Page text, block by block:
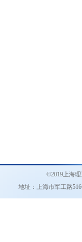
©2019上海
地址：上海市军工路